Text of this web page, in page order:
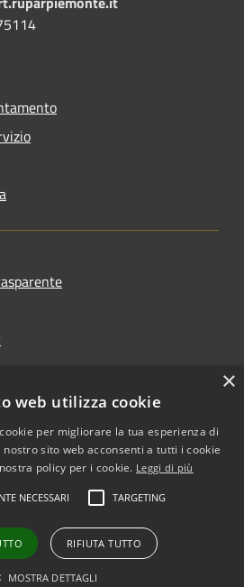
•Accesso redazione
×
web utilizza cookie
per migliorare la tua esperienza di
sito web acconsenti a tutti i cookie
policy per i cookie. Leggi di più
NECESSARI TARGETING
RIFIUTA TUTTO
MOSTRA DETTAGLI